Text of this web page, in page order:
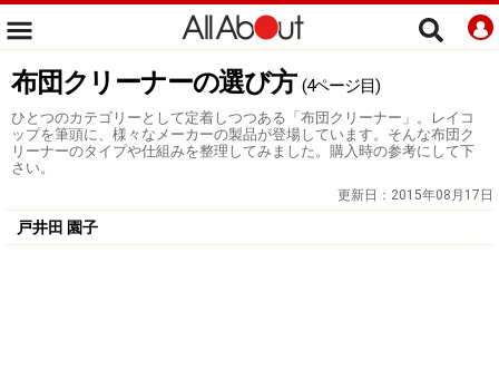
布団クリーナーの選び方 (4ページ目)
ひとつのカテゴリーとして定着しつつある「布団クリーナー」。レイコ
ップを筆頭に、様々なメーカーの製品が登場しています。そんな布団ク
リーナーのタイプや仕組みを整理してみました。購入時の参考にして下
さい。
更新日： 2015年08月17日
戸井田 園子